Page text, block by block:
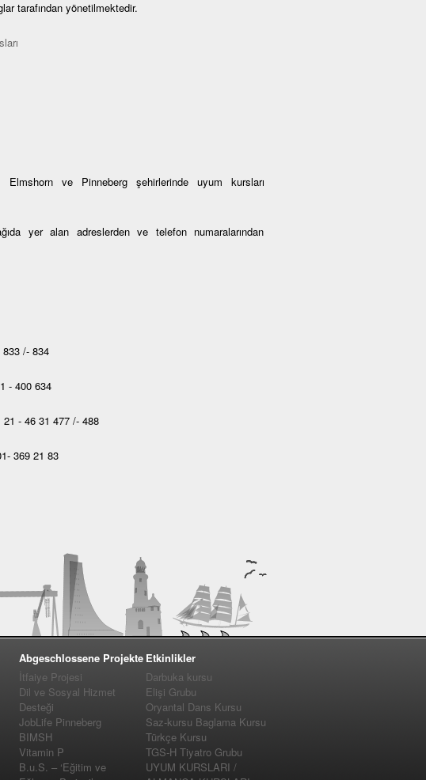
tarafından yönetilmektedir.
ve Pinneberg şehirlerinde uyum kursları
yer alan adreslerden ve telefon numaralarından
/- 834
- 400 634
- 46 31 477 /- 488
369 21 83
Abgeschlossene Projekte
İtfaiye Projesi
Dil ve Sosyal Hizmet
Desteği
JobLife Pinneberg
BIMSH
Vitamin P
B.u.S. – ‘Eğitim ve
Etkinlikler
Darbuka kursu
Elişi Grubu
Oryantal Dans Kursu
Saz-kursu Baglama Kursu
Türkçe Kursu
TGS-H Tiyatro Grubu
UYUM KURSLARI /